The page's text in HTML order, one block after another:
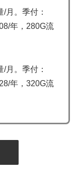
月。季付：
年，280G流
月。季付：
年，320G流